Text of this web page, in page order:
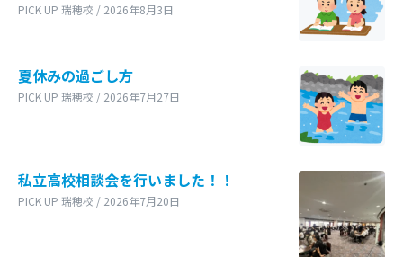
PICK UP 瑞穂校 / 2026年8月3日
夏休みの過ごし方
PICK UP 瑞穂校 / 2026年7月27日
私立高校相談会を行いました！！
PICK UP 瑞穂校 / 2026年7月20日